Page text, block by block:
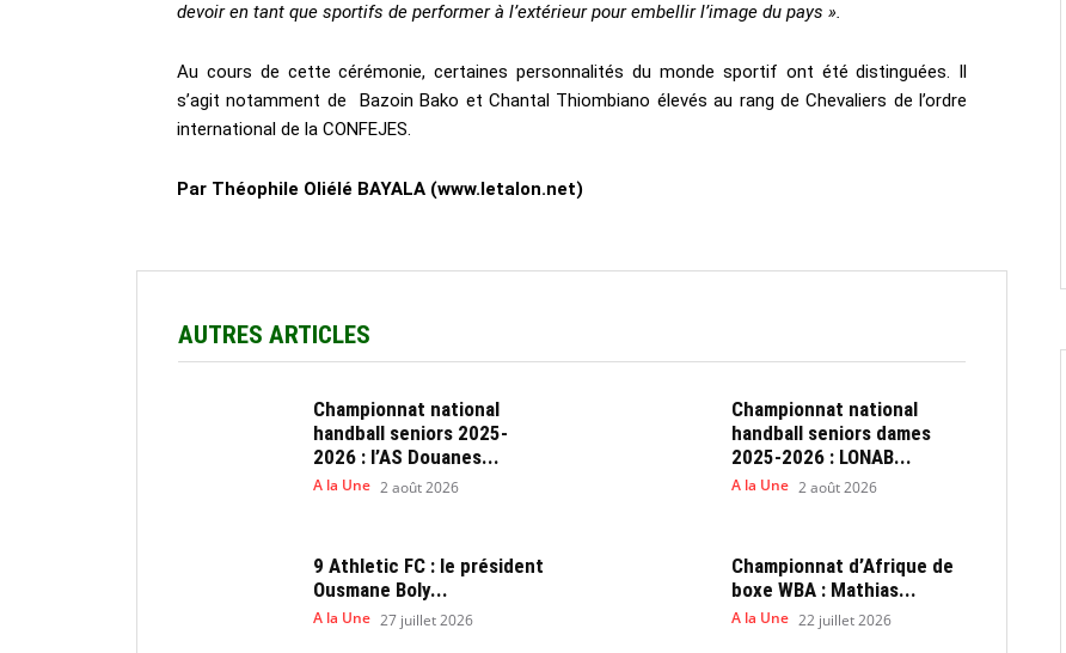
devoir en tant que sportifs de performer à l’extérieur pour embellir l’image du pays ».
Au cours de cette cérémonie, certaines personnalités du monde sportif ont été distinguées. Il
s’agit notamment de Bazoin Bako et Chantal Thiombiano élevés au rang de Chevaliers de l’ordre
international de la CONFEJES.
Par Théophile Oliélé BAYALA (www.letalon.net)
AUTRES ARTICLES
Championnat national
handball seniors 2025-
2026 : l’AS Douanes...
A la Une 2 août 2026
Championnat national
handball seniors dames
2025-2026 : LONAB...
A la Une 2 août 2026
9 Athletic FC : le président
Ousmane Boly...
A la Une 27 juillet 2026
Championnat d’Afrique de
boxe WBA : Mathias...
A la Une 22 juillet 2026